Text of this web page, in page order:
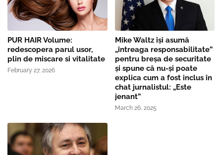
PUR HAIR Volume:
redescopera parul usor,
plin de miscare si vitalitate
February 27, 2026
Mike Waltz îşi asumă
„întreaga responsabilitate”
pentru breşa de securitate
și spune că nu-și poate
explica cum a fost inclus în
chat jurnalistul: „Este
jenant”
March 26, 2025